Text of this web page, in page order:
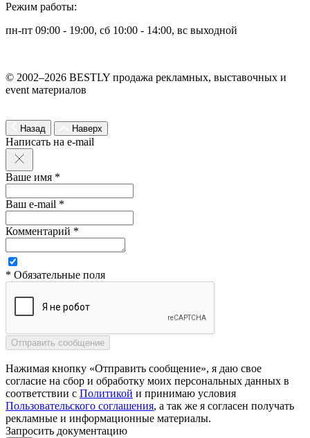
Режим работы:
пн-пт 09:00 - 19:00, сб 10:00 - 14:00, вс выходной
© 2002–2026 BESTLY продажа рекламных, выставочных и
event материалов
Назад Наверх
Написать на e-mail
Ваше имя *
Ваш e-mail *
Комментарий *
* Обязательные поля
Нажимая кнопку «Отправить сообщение», я даю свое
согласие на сбор и обработку моих персональных данных в
соответствии с Политикой и принимаю условия
Пользовательского соглашения, а так же я согласен получать
рекламные и информационные материалы.
Запросить документацию